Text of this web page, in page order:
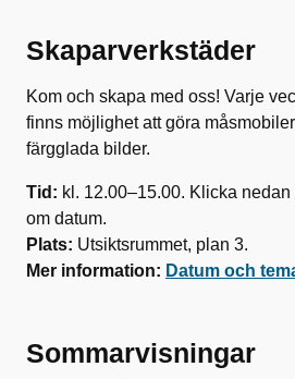
Skaparverkstäder
Kom och skapa med oss! Varje
finns möjlighet att göra
färgglada bilder.
Tid: kl. 12.00–15.00. Klicka
om datum.
Plats: Utsiktsrummet, plan 3.
Mer information: Datum och
Sommarvisningar